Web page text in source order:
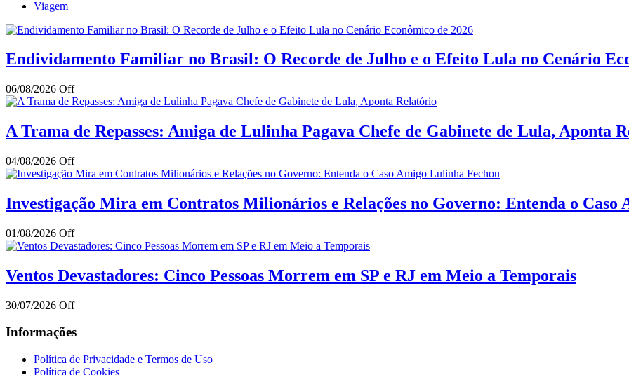
Viagem
Endividamento Familiar no Brasil: O Recorde de Julho e o Efeito Lula no Cenário
06/08/2026 Off
A Trama de Repasses: Amiga de Lulinha Pagava Chefe de Gabinete de Lula, Aponta
04/08/2026 Off
Investigação Mira em Contratos Milionários e Relações no Governo: Entenda o Caso
01/08/2026 Off
Ventos Devastadores: Cinco Pessoas Morrem em SP e RJ em Meio a Temporais
30/07/2026 Off
Informações
Política de Privacidade e Termos de Uso
Política de Cookies